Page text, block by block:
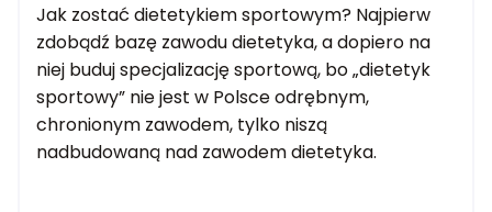
Jak zostać dietetykiem sportowym? Najpierw
zdobądź bazę zawodu dietetyka, a dopiero na
niej buduj specjalizację sportową, bo „dietetyk
sportowy” nie jest w Polsce odrębnym,
chronionym zawodem, tylko niszą
nadbudowaną nad zawodem dietetyka.